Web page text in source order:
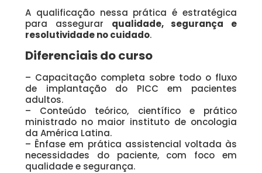
A qualificação nessa prática é estratégica
para assegurar qualidade, segurança e
resolutividade no cuidado.
Diferenciais do curso
– Capacitação completa sobre todo o fluxo
de implantação do PICC em pacientes
adultos.
– Conteúdo teórico, científico e prático
ministrado no maior instituto de oncologia
da América Latina.
– Ênfase em prática assistencial voltada às
necessidades do paciente, com foco em
qualidade e segurança.